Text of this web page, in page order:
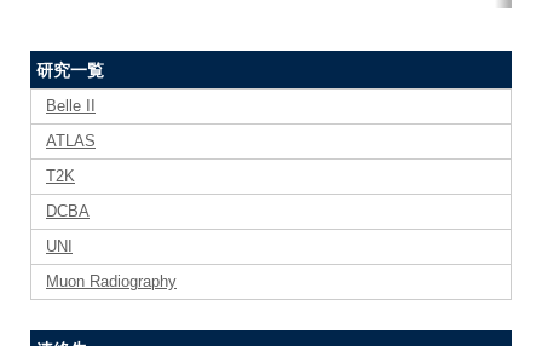
研究一覧
Belle II
ATLAS
T2K
DCBA
UNI
Muon Radiography